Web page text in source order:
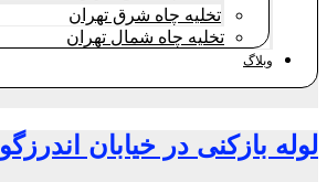
تخلیه چاه شرق تهران
تخلیه چاه شمال تهران
وبلاگ
لوله بازکنی در خیابان اندرزگو